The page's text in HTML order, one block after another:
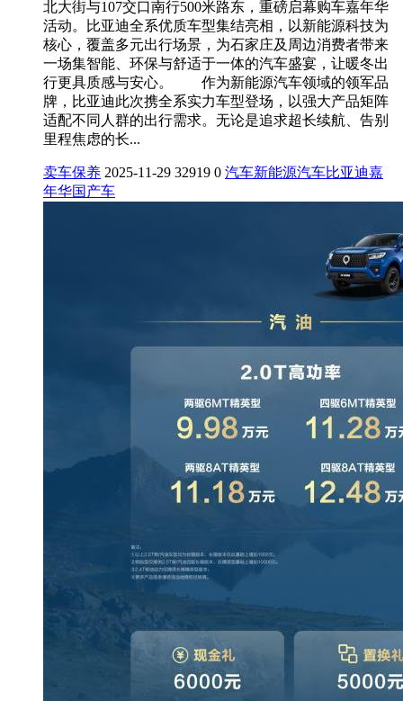
北大街与107交口南行500米路东，重磅启幕购车嘉年华
活动。比亚迪全系优质车型集结亮相，以新能源科技为
核心，覆盖多元出行场景，为石家庄及周边消费者带来
一场集智能、环保与舒适于一体的汽车盛宴，让暖冬出
行更具质感与安心。 作为新能源汽车领域的领军品
牌，比亚迪此次携全系实力车型登场，以强大产品矩阵
适配不同人群的出行需求。无论是追求超长续航、告别
里程焦虑的长...
卖车保养 2025-11-29 32919 0 汽车新能源汽车比亚迪嘉
年华国产车